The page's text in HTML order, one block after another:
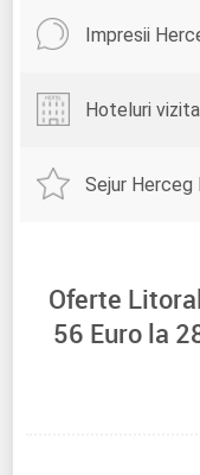
Impresii
Hoteluri
Sejur Herceg
Oferte
56 Euro la